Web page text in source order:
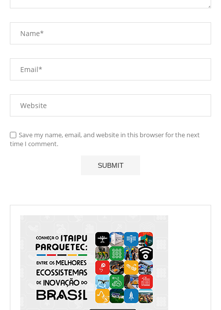
Save my name, email, and website in this browser for the next
time I comment.